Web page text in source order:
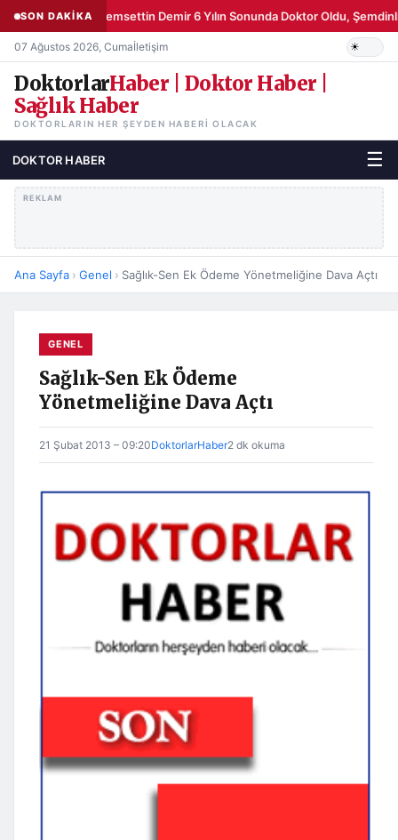
SON DAKİKA Şemsettin Demir 6 Yılın Sonunda Doktor Oldu,
07 Ağustos 2026, Cumaİletişim
DoktorlarHaber | Doktor Haber |
Sağlık Haber
DOKTORLARIN HER ŞEYDEN HABERI OLACAK
DOKTOR HABER ☰
REKLAM
Ana Sayfa › Genel › Sağlık-Sen Ek Ödeme Yönetmeliğine Dava Açtı
GENEL
Sağlık-Sen Ek Ödeme
Yönetmeliğine Dava Açtı
21 Şubat 2013 – 09:20DoktorlarHaber2 dk okuma